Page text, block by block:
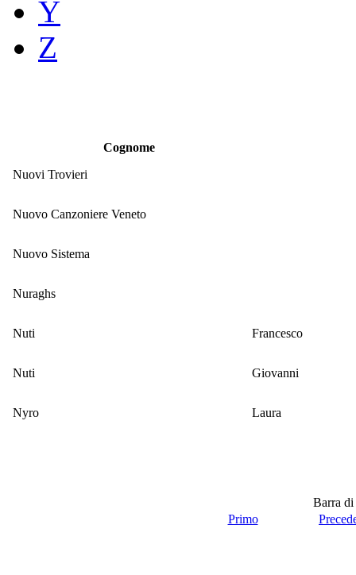
Y
Z
Cognome
Nuovi Trovieri
Nuovo Canzoniere Veneto
Nuovo Sistema
Nuraghs
Nuti Francesco
Nuti Giovanni
Nyro Laura
Barra
Primo